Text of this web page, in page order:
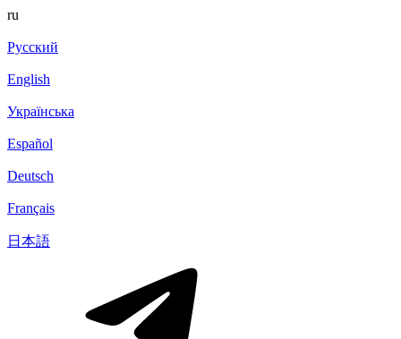
ru
Русский
English
Українська
Español
Deutsch
Français
日本語